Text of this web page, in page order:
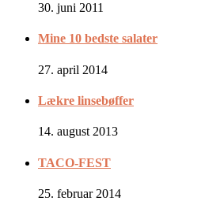
30. juni 2011
Mine 10 bedste salater
27. april 2014
Lækre linsebøffer
14. august 2013
TACO-FEST
25. februar 2014